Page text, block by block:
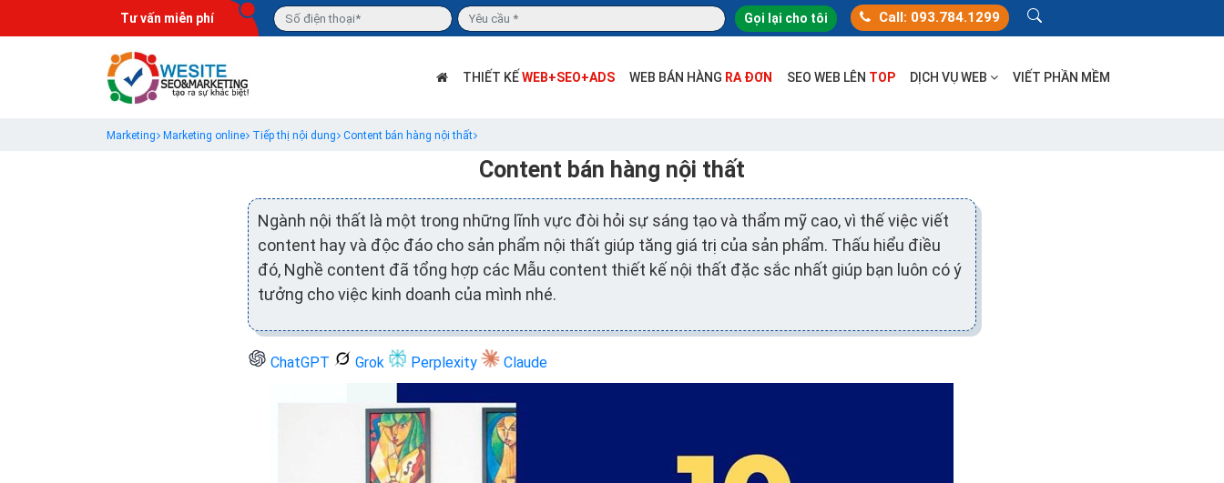
Tư vấn miễn phí Gọi lại cho tôi Call: 093.784.1299
THIẾT KẾWEB+SEO+ADS WEB BÁN HÀNG RA ĐƠN SEO WEB LÊN TOP DỊCH VỤ WEB VIẾT PHẦN MỀM
Marketing Marketing online Tiếp thị nội dung Content bán hàng nội thất
Content bán hàng nội thất
Ngành nội thất là một trong những lĩnh vực đòi hỏi sự sáng tạo và thẩm mỹ cao, vì thế việc viết
content hay và độc đáo cho sản phẩm nội thất giúp tăng giá trị của sản phẩm. Thấu hiểu điều
đó, Nghề content đã tổng hợp các Mẫu content thiết kế nội thất đặc sắc nhất giúp bạn luôn có ý
tưởng cho việc kinh doanh của mình nhé.
ChatGPT Grok Perplexity Claude